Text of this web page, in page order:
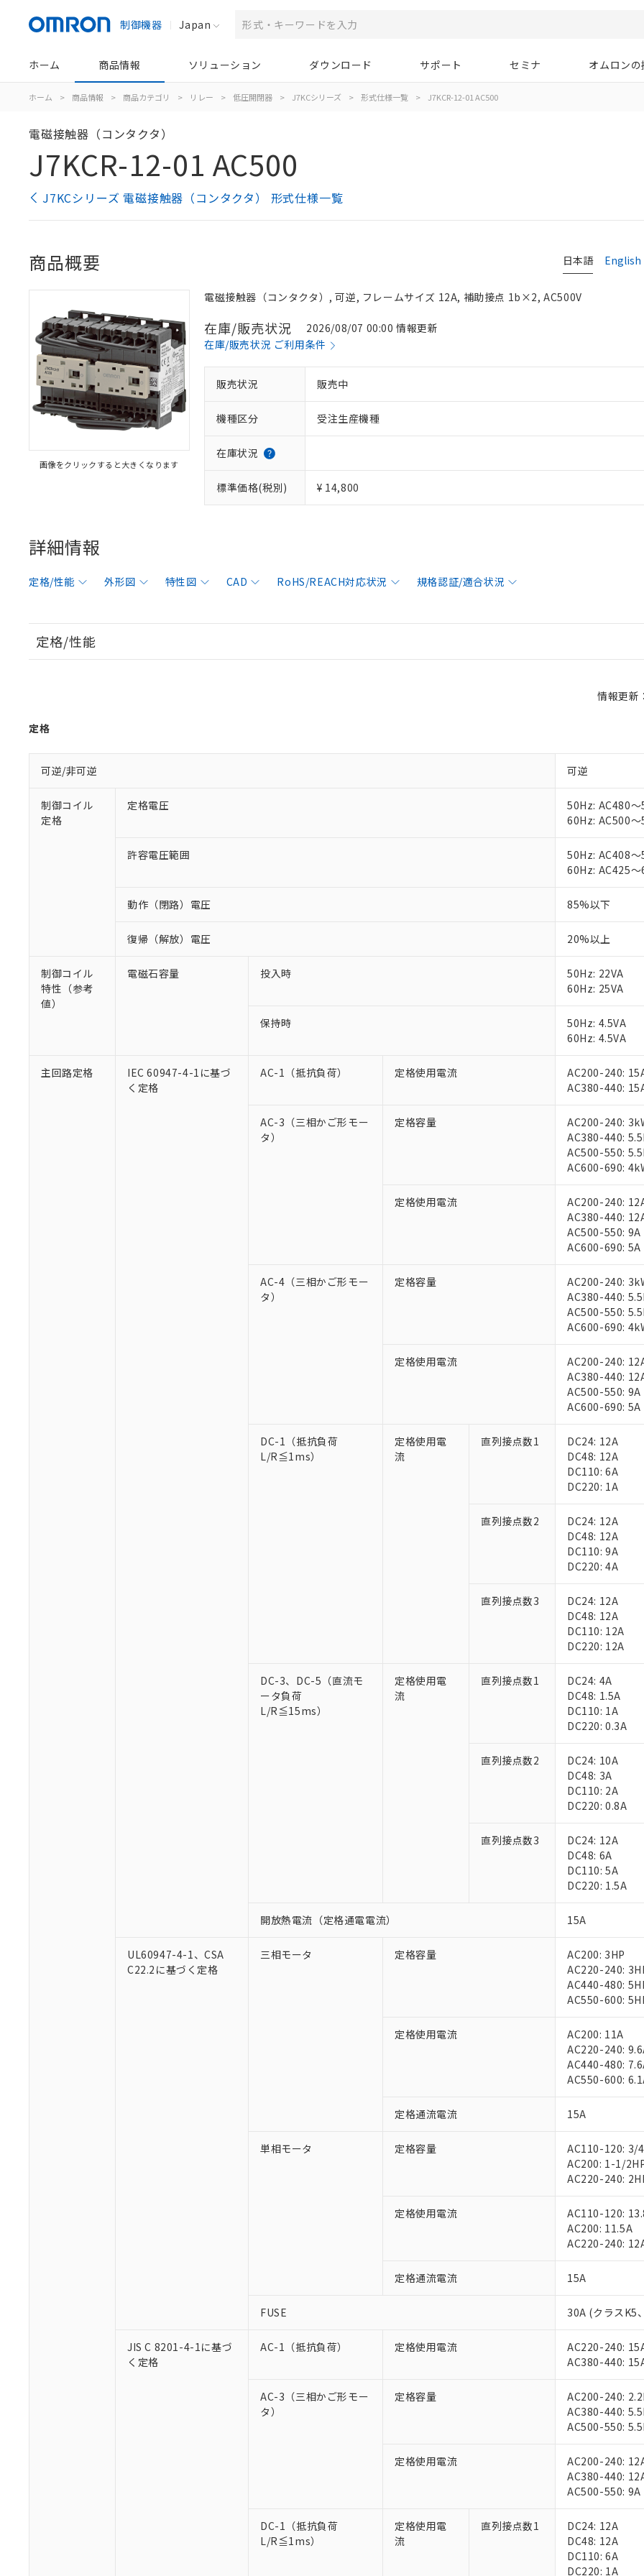
制御機器 Japan
ホーム 商品情報 ソリューション ダウンロード サポート セミナ オムロン
ホーム > 商品情報 > 商品カテゴリ > リレー > 低圧開閉器 > J7KCシリーズ > 形式仕様一覧 > J7KCR-12-01 AC500
電磁接触器（コンタクタ）
J7KCR-12-01 AC500
J7KCシリーズ 電磁接触器（コンタクタ） 形式仕様一覧
日本語 English
商品概要
画像をクリックすると大きくなります
電磁接触器（コンタクタ）, 可逆, フレームサイズ 12A, 補助接点 1b×2, AC500V
在庫/販売状況
2026/08/07 00:00 情報更新
在庫/販売状況 ご利用条件
販売状況 販売中
機種区分 受注生産機種
在庫状況
標準価格(税別) ¥ 14,800
詳細情報
定格/性能 外形図 特性図 CAD RoHS/REACH対応状況 規格認証/適合状況
定格/性能
情報更新
定格
可逆/非可逆 可逆
制御コイル
定格
定格電圧
50Hz: AC480～
60Hz: AC500～
許容電圧範囲
50Hz: AC408～
60Hz: AC425～
動作（閉路）電圧 85%以下
復帰（解放）電圧 20%以上
制御コイル
特性（参考
値）
電磁石容量 投入時
50Hz: 22VA
60Hz: 25VA
保持時
50Hz: 4.5VA
60Hz: 4.5VA
主回路定格
IEC 60947-4-1に基づ
く定格
AC-1（抵抗負荷） 定格使用電流
AC200-240:
AC380-440:
AC-3（三相かご形モー
タ）
定格容量
AC200-240:
AC380-440:
AC500-550:
AC600-690:
定格使用電流
AC200-240:
AC380-440:
AC500-550: 9A
AC600-690: 5A
AC-4（三相かご形モー
タ）
定格容量
AC200-240:
AC380-440:
AC500-550:
AC600-690:
定格使用電流
AC200-240:
AC380-440:
AC500-550: 9A
AC600-690: 5A
DC-1（抵抗負荷
L/R≦1ms）
定格使用電
流
直列接点数1
DC24: 12A
DC48: 12A
DC110: 6A
DC220: 1A
直列接点数2
DC24: 12A
DC48: 12A
DC110: 9A
DC220: 4A
直列接点数3
DC24: 12A
DC48: 12A
DC110: 12A
DC220: 12A
DC-3、DC-5（直流モ
ータ負荷
L/R≦15ms）
定格使用電
流
直列接点数1
DC24: 4A
DC48: 1.5A
DC110: 1A
DC220: 0.3A
直列接点数2
DC24: 10A
DC48: 3A
DC110: 2A
DC220: 0.8A
直列接点数3
DC24: 12A
DC48: 6A
DC110: 5A
DC220: 1.5A
開放熱電流（定格通電電流） 15A
UL60947-4-1、CSA
C22.2に基づく定格
三相モータ 定格容量
AC200: 3HP
AC220-240:
AC440-480:
AC550-600:
定格使用電流
AC200: 11A
AC220-240:
AC440-480:
AC550-600:
定格通流電流 15A
単相モータ 定格容量
AC110-120: 3/
AC200: 1-1/
AC220-240:
定格使用電流
AC110-120:
AC200: 11.5A
AC220-240:
定格通流電流 15A
FUSE 30A (クラスK5
JIS C 8201-4-1に基づ
く定格
AC-1（抵抗負荷） 定格使用電流
AC220-240:
AC380-440:
AC-3（三相かご形モー
タ）
定格容量
AC200-240:
AC380-440:
AC500-550:
定格使用電流
AC200-240:
AC380-440:
AC500-550: 9A
DC-1（抵抗負荷
L/R≦1ms）
定格使用電
流
直列接点数1
DC24: 12A
DC48: 12A
DC110: 6A
DC220: 1A
以下の条件をお読みいただき、同意のうえご利用ください。
本サービスは、当社制御機器事業取扱商品の当社在庫状況および標準価格(税抜)を
当社制御機器事業取扱商品の中には、本サービスの対象外となる商品もあること
のであり、閲覧された時点での実際の在庫および標準価格とは異なる場合がある
正式な納期状況および標準価格はお客様のお取引先、またはお客様担当のオムロ
」をご確認くだ
在庫状況および標準価格結果を当社の事前の承諾なく第三者に漏洩または開示し
す。
マイパーツ機能（部品リスト作成サービス）をご利用いただくには、I-Webメンバ
お客様が当ウェブサイト上で当社にご登録された部品リストについて、当社およ
が、当社の製品・サービスに関するお客様との取引・商談に必要な範囲で利用す
の「1.共同利用者の
対応済み：EU RoHS指令（10物質）の非含有に対応した製品が提供可能な商品です
対応予定：EU RoHS指令（10物質）の非含有に対応した製品に切り替える予定のある商
対応予定なし：EU RoHS指令（10物質）の非含有に非対応の商品で、対応品を出す予
調査・確認中：EU RoHS指令（10物質）の非含有の対応状況を調査中または確認中の商
非該当品：ライセンス料など無形物で、有害物質有無と関係のない商品です。
六価クロム(Cr(Ⅵ)) 1000ppm以下、ポリ臭化ビフェニル類(PBB) 1000ppm以下、ポリ臭化ジフェニルエーテル類
但し、RoHS指令で産業用監視および制御機器に対する適用除外項目は除く。
フタル酸エステル類の４物質については閾値を超える意図的な使用がないことを確認しています。
部品在庫の切り替え状況などにより、予定月が前後することがあります。
※本証明書は発行日時点で非含有を証明するもので、過去に遡って非含有を証明するも
また、RoHS指令のフタル酸エステル類４物質の対応では、対応完了までの期間は出
既に当社にて対応品への在庫切替を完了していることから、特段のことがない限り、
「○」：最大均質材料含有率が中国RoHSの基準値以下であることを示します。
「×」：最大均質材料含有率が中国RoHSの基準値を超えていることを示します。
Pb(鉛) :1000ppm、 Hg(水銀) : 1000ppm、 Cd(カドミウム) : 100ppm、
Cr(Ⅵ)(六価クロム) : 1000ppm、 PBBs(ポリ臭化ビフェニル類) : 1000ppm、 PBDEs(ポリ臭化ジフェニルエーテ
DBP(フタル酸ジブチル) : 1000ppm、 DIBP(フタル酸ジイソブチル) : 1000ppm、 BBP(フタル酸ブチルベンジル)
「ｅ」：有害物質（10物質）のすべてが基準値以下であることを示します。
「10」：通常の使用状況下において有害物質が外部に漏えいし、環境に深刻な影響を及
当社は、これら貴社製品のうち、外国為替および外国貿易法に定める商品（以下｢
う）を輸出または国外への提供する場合は、日本国政府の輸出許可(または役務取
当社は貴社製品を、核兵器、ミサイル、化学兵器、生物兵器またはその他武器並
当社は、貴社製品を第三者に販売する場合は、上記1、2および3の内容を当該第三
また当社は、販売先および販売に係わる関係者が違法に輸出するおそれがある場
たしません。
キャンセル
在庫なし(最新の在庫状況については、お客様のお取引先、またはお客様担当
機器販売店・当社販売員にご確認ください)